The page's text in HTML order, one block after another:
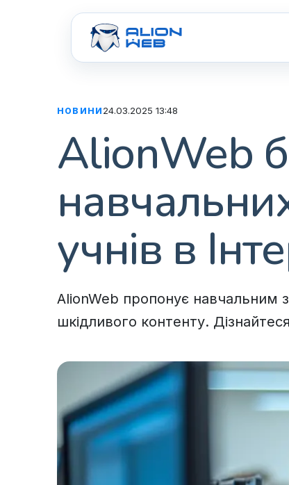
НОВИНИ 24.03.2025 13:48
AlionWeb
учнів в
AlionWeb пропонує навчальним
шкідливого контенту.